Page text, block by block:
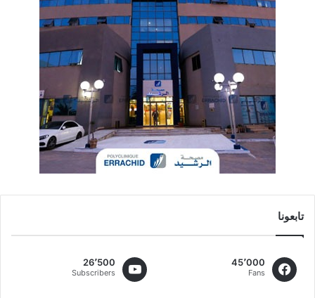
تابعونا
45٬000
Fans
26٬500
Subscribers